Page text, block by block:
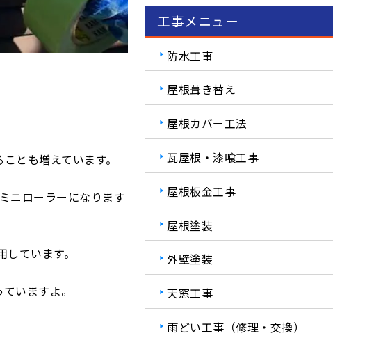
とも増えています。
ニローラーになります
ています。
いますよ。
工事メニュー
防水工事
屋根葺き替え
屋根カバー工法
瓦屋根・漆喰工事
屋根板金工事
屋根塗装
外壁塗装
天窓工事
雨どい工事（修理・交換）